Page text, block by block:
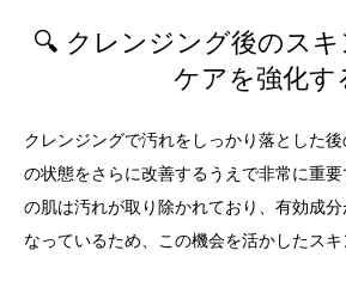
🔍 クレンジング後のス
ケアを強化す
クレンジングで汚れをしっかり落とした
の状態をさらに改善するうえで非常に重
の肌は汚れが取り除かれており、有効成
なっているため、この機会を活かしたスキ